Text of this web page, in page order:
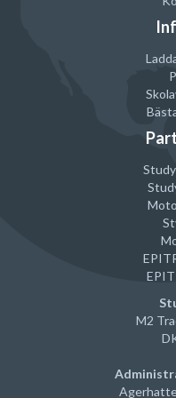
Kan användas under
Efter tillvänjning är
träning och annan
Hållbar i upp till 10 år.
Sundare för kroppen,
Ett billigare alternativ
I tabellen nedan har vi gjort
Vi rekommenderar att man
Lätt
M2